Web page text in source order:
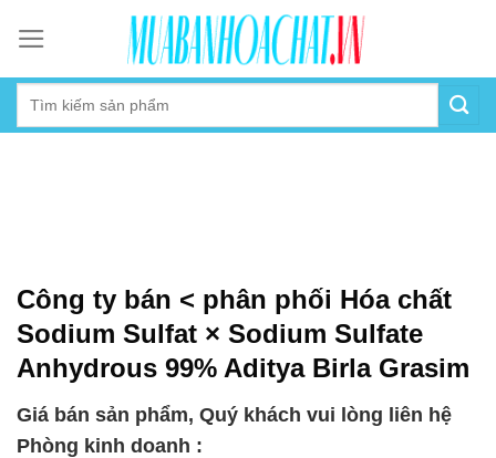
content
Công ty bán < phân phối Hóa chất
Sodium Sulfat × Sodium Sulfate
Anhydrous 99% Aditya Birla Grasim
Giá bán sản phẩm, Quý khách vui lòng liên hệ
Phòng kinh doanh :